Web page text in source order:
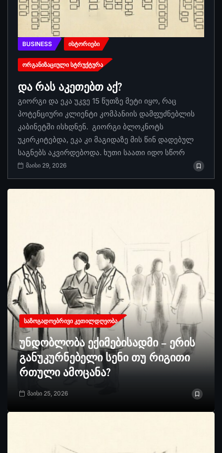
BUSINESS ᲘᲡᲢᲝᲠᲘᲔᲑᲘ
ᲝᲠᲒᲐᲜᲘᲖᲐᲪᲘᲣᲚᲘ ᲡᲢᲠᲣᲥᲢᲣᲠᲐ
და რას აკეთებთ აქ?
გიორგი და ეკა უკვე 15 წუთზე მეტი იყო, რაც
პოტენციური კლიენტი კომპანიის დამფუძნებლის
კაბინეტში ისხდნენ. გიორგი ბლოკნოტს
უკირკიტებდა, ეკა კი მაგიდაზე მის წინ დადებულ
საგნებს აკვირდებოდა. ხუთი საათი იდო სწორ
მაისი 29, 2026
ᲡᲐᲖᲝᲒᲐᲓᲝᲔᲑᲠᲘᲕᲘ ᲙᲔᲗᲘᲚᲓᲦᲔᲝᲑᲐ
უნდობლობა ექიმებისადმი – ერის
განუკურნებელი სენი თუ რიგითი
რთული ამოცანა?
მაისი 25, 2026